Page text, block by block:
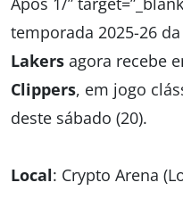
temporada 2025-26 da
Lakers agora recebe
Clippers, em jogo
deste sábado (20).
Local: Crypto Arena